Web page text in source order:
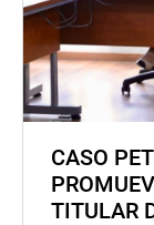
CASO
TITULAR